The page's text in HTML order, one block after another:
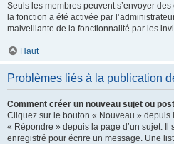
Seuls les membres peuvent s’envoyer
la fonction a été activée par
malveillante de la fonctionnalité par les
Haut
Problèmes liés à la publication
Comment créer un nouveau sujet ou
Cliquez sur le bouton « Nouveau » depuis
« Répondre » depuis la page d’un sujet. Il
enregistré pour écrire un message. Une